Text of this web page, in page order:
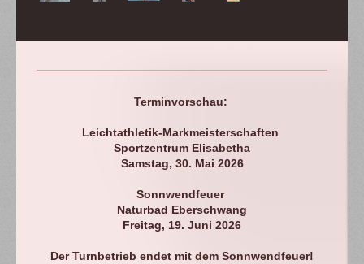
Terminvorschau:
Leichtathletik-Markmeisterschaften
Sportzentrum Elisabetha
Samstag, 30. Mai 2026
Sonnwendfeuer
Naturbad Eberschwang
Freitag, 19. Juni 2026
Der Turnbetrieb endet mit dem Sonnwendfeuer!